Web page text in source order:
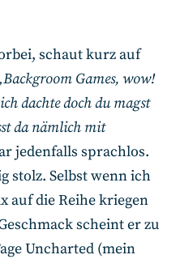
schaut kurz auf
Games, wow!
dachte doch du magst
da nämlich mit
jedenfalls sprachlos.
stolz. Selbst wenn ich
auf die Reihe kriegen
scheint er zu
Uncharted (mein